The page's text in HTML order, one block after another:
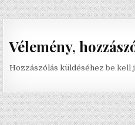
Vélemény,
Hozzászólás küldéséhezbe kell